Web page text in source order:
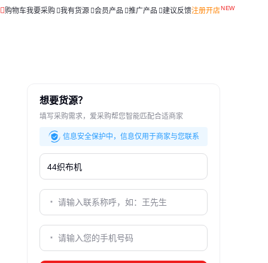
购物车我要采购 我有货源 会员产品 推广产品 建议反馈注册开店
想要货源？
填写采购需求，爱采购帮您智能匹配合适商家
信息安全保护中，信息仅用于商家与您联系